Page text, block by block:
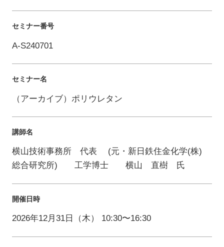
セミナー番号
A-S240701
セミナー名
（アーカイブ）ポリウレタン
講師名
横山技術事務所 代表 (元・新日鉄住金化学(株)
総合研究所) 工学博士 横山 直樹 氏
開催日時
2026年12月31日（木） 10:30〜16:30